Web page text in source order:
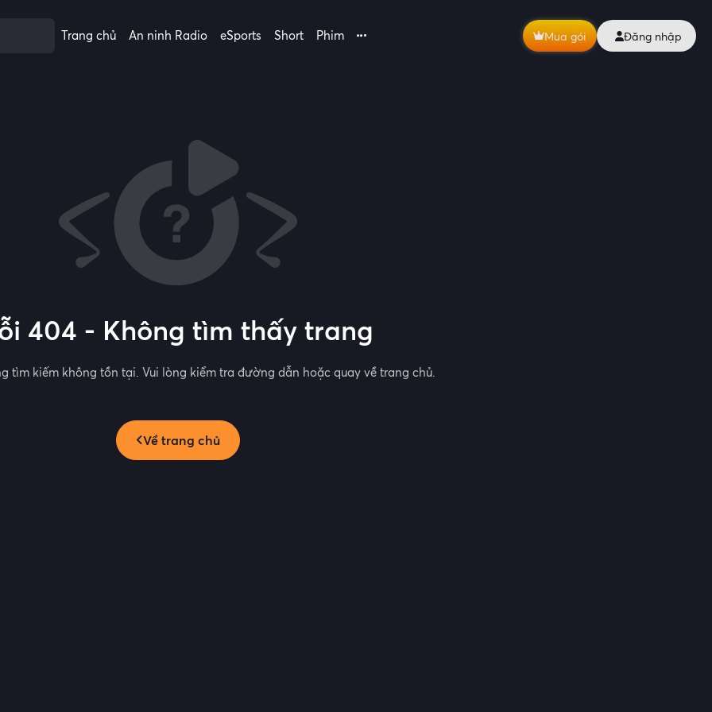
Trang chủ An ninh Radio eSports Short Phim Mua gói Đăng nhập
404 - Không tìm thấy trang
tìm kiếm không tồn tại. Vui lòng kiểm tra đường dẫn hoặc quay về trang chủ.
Về trang chủ